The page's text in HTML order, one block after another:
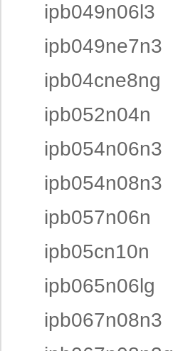
ipb049n06l3
ipb049ne7n3
ipb04cne8ng
ipb052n04n
ipb054n06n3
ipb054n08n3
ipb057n06n
ipb05cn10n
ipb065n06lg
ipb067n08n3